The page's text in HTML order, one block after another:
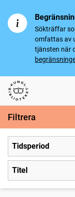
Sökträffar
omfattas av
tjänsten när
Svenska tidningar
Filtrera
Tidsperiod
Titel